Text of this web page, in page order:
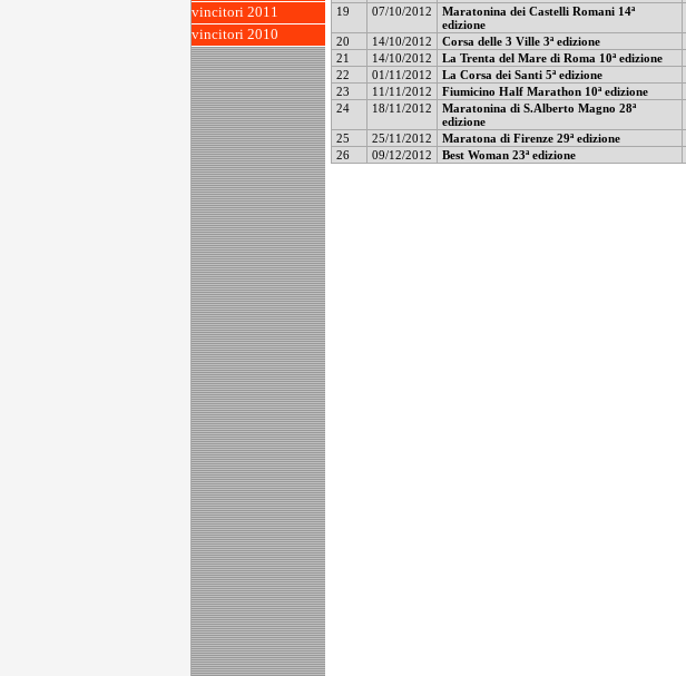
vincitori 2011
vincitori 2010
19
07/10/2012
Maratonina dei Castelli Romani 14ª
edizione
20 14/10/2012 Corsa delle 3 Ville 3ª edizione
21
14/10/2012 La Trenta del Mare di Roma 10ª edizione
22
01/11/2012 La Corsa dei Santi 5ª edizione
23
11/11/2012 Fiumicino Half Marathon 10ª edizione
24
18/11/2012
Maratonina di S.Alberto Magno 28ª
edizione
25 25/11/2012 Maratona di Firenze 29ª edizione
26
09/12/2012 Best Woman 23ª edizione